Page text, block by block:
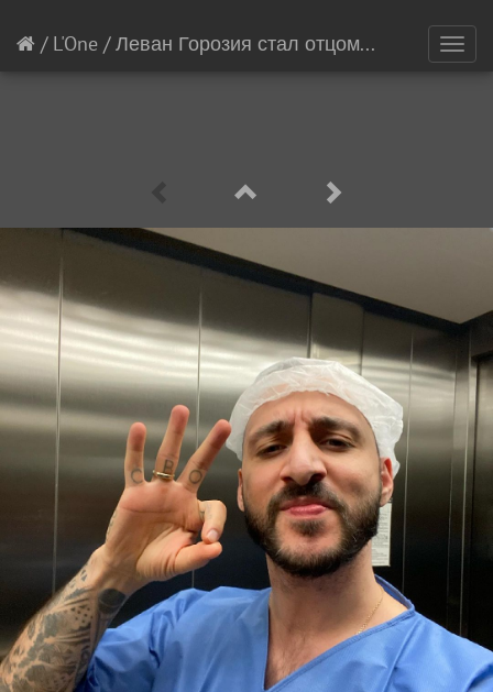
/ L'One /Леван Горозия стал отцом[1/2]